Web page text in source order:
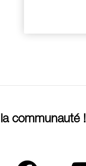
communauté !